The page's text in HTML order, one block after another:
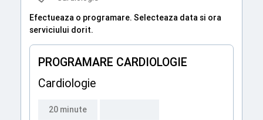
Efectueaza o programare. Selecteaza data si ora
serviciului dorit.
PROGRAMARE CARDIOLOGIE
Cardiologie
20 minute